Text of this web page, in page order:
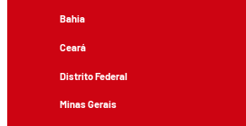
Bahia
Ceará
Distrito Federal
Minas Gerais